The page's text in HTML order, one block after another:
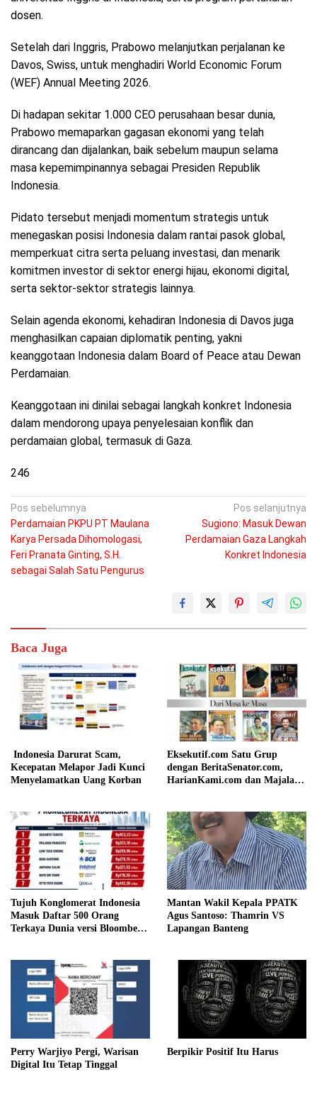
dosen.
Setelah dari Inggris, Prabowo melanjutkan perjalanan ke
Davos, Swiss, untuk menghadiri World Economic Forum
(WEF) Annual Meeting 2026.
Di hadapan sekitar 1.000 CEO perusahaan besar dunia,
Prabowo memaparkan gagasan ekonomi yang telah
dirancang dan dijalankan, baik sebelum maupun selama
masa kepemimpinannya sebagai Presiden Republik
Indonesia.
Pidato tersebut menjadi momentum strategis untuk
menegaskan posisi Indonesia dalam rantai pasok global,
memperkuat citra serta peluang investasi, dan menarik
komitmen investor di sektor energi hijau, ekonomi digital,
serta sektor-sektor strategis lainnya.
Selain agenda ekonomi, kehadiran Indonesia di Davos juga
menghasilkan capaian diplomatik penting, yakni
keanggotaan Indonesia dalam Board of Peace atau Dewan
Perdamaian.
Keanggotaan ini dinilai sebagai langkah konkret Indonesia
dalam mendorong upaya penyelesaian konflik dan
perdamaian global, termasuk di Gaza.
246
Navigasi
pos
Pos sebelumnya
Perdamaian PKPU PT Maulana
Karya Persada Dihomologasi,
Feri Pranata Ginting, S.H.
sebagai Salah Satu Pengurus
Pos selanjutnya
Sugiono: Masuk Dewan
Perdamaian Gaza Langkah
Konkret Indonesia
Baca Juga
Indonesia Darurat Scam,
Kecepatan Melapor Jadi Kunci
Menyelamatkan Uang Korban
Eksekutif.com Satu Grup
dengan BeritaSenator.com,
HarianKami.com dan Majalah
Tujuh Konglomerat Indonesia
Masuk Daftar 500 Orang
Terkaya Dunia versi Bloomberg,
Mantan Wakil Kepala PPATK
Agus Santoso: Thamrin VS
Lapangan Banteng
Perry Warjiyo Pergi, Warisan
Digital Itu Tetap Tinggal
Berpikir Positif Itu Harus